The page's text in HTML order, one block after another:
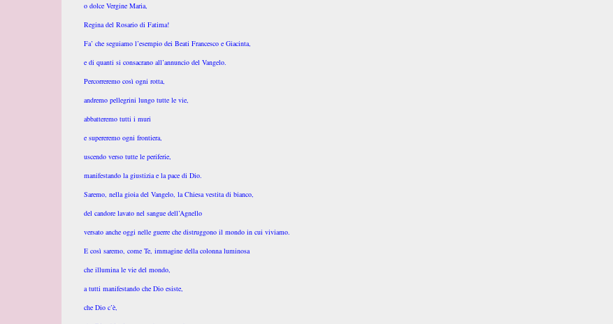
o dolce Vergine Maria,
Regina del Rosario di Fatima!
Fa’ che seguiamo l’esempio dei Beati Francesco e Giacinta,
e di quanti si consacrano all’annuncio del Vangelo.
Percorreremo così ogni rotta,
andremo pellegrini lungo tutte le vie,
abbatteremo tutti i muri
e supereremo ogni frontiera,
uscendo verso tutte le periferie,
manifestando la giustizia e la pace di Dio.
Saremo, nella gioia del Vangelo, la Chiesa vestita di bianco,
del candore lavato nel sangue dell’Agnello
versato anche oggi nelle guerre che distruggono il mondo in cui viviamo.
E così saremo, come Te, immagine della colonna luminosa
che illumina le vie del mondo,
a tutti manifestando che Dio esiste,
che Dio c’è,